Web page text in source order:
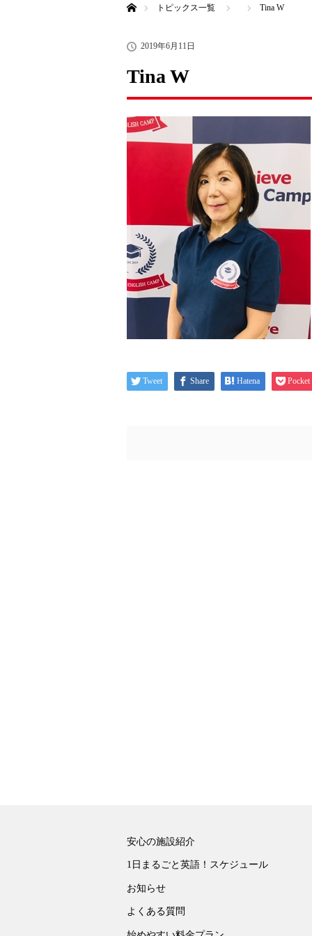
トピックス一覧 Tina W
2019年6月11日
Tina W
Tweet Share Hatena Pocket
安心の施設紹介
1日まるごと英語！スケジュール
お知らせ
よくある質問